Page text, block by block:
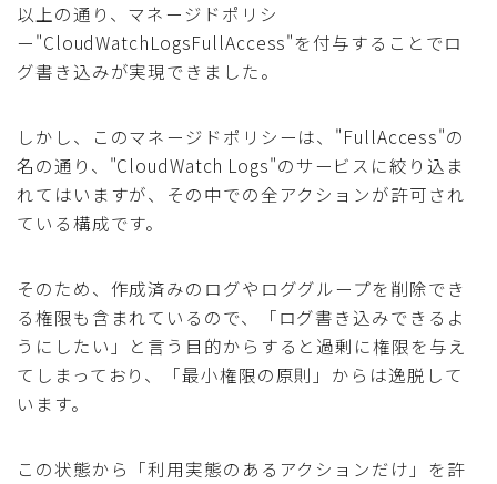
以上の通り、マネージドポリシ
ー"CloudWatchLogsFullAccess"を付与することでロ
グ書き込みが実現できました。
しかし、このマネージドポリシーは、"FullAccess"の
名の通り、"CloudWatch Logs"のサービスに絞り込ま
れてはいますが、その中での全アクションが許可され
ている構成です。
そのため、作成済みのログやロググループを削除でき
る権限も含まれているので、「ログ書き込みできるよ
うにしたい」と言う目的からすると過剰に権限を与え
てしまっており、「最小権限の原則」からは逸脱して
います。
この状態から「利用実態のあるアクションだけ」を許